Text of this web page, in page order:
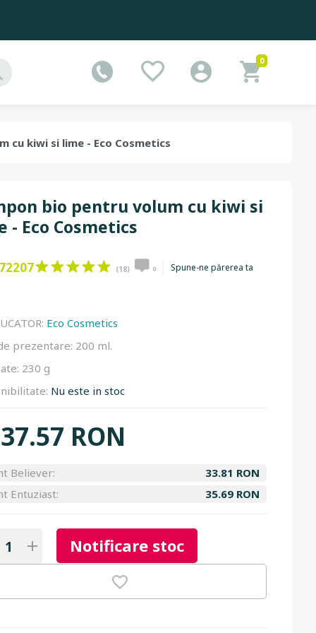
0
cu kiwi si lime - Eco Cosmetics
bio pentru volum cu kiwi si
- Eco Cosmetics
(18) 0 Spune-ne părerea ta
Eco Cosmetics
prezentare: 200 ml.
230 g
Nu este in stoc
37.57 RON
Believer:
33.81 RON
Entuziast:
35.69 RON
Notificare stoc